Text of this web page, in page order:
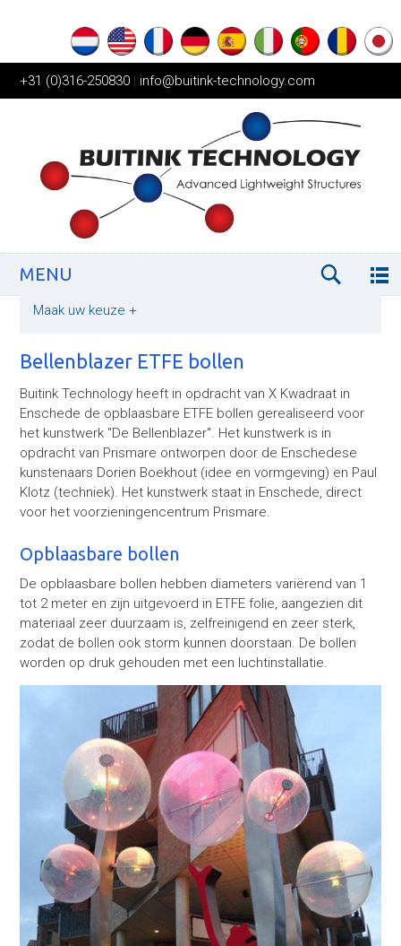
+31 (0)316-250830 | info@buitink-technology.com
MENU
Maak uw keuze +
Bellenblazer ETFE bollen
Buitink Technology heeft in opdracht van X Kwadraat in
Enschede de opblaasbare ETFE bollen gerealiseerd voor
het kunstwerk ''De Bellenblazer''. Het kunstwerk is in
opdracht van Prismare ontworpen door de Enschedese
kunstenaars Dorien Boekhout (idee en vormgeving) en Paul
Klotz (techniek). Het kunstwerk staat in Enschede, direct
voor het voorzieningencentrum Prismare.
Opblaasbare bollen
De opblaasbare bollen hebben diameters variërend van 1
tot 2 meter en zijn uitgevoerd in ETFE folie, aangezien dit
materiaal zeer duurzaam is, zelfreinigend en zeer sterk,
zodat de bollen ook storm kunnen doorstaan. De bollen
worden op druk gehouden met een luchtinstallatie.